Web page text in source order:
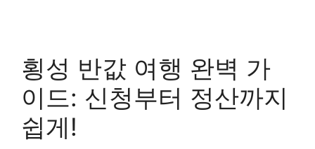
횡성 반값 여행 완벽 가
이드: 신청부터 정산까지
쉽게!